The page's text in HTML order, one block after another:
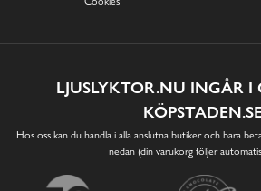
LJUSLYKTOR.NU INGÅR I
Hos oss kan du handla i alla anslutna butiker och bara
nedan (din varukorg följer